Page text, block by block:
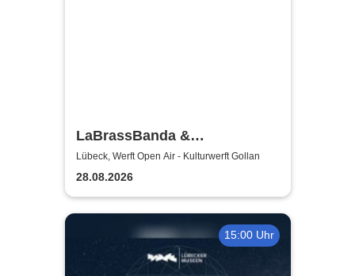
LaBrassBanda &
Fäaschtbänkler
Lübeck, Werft Open Air - Kulturwerft Gollan
28.08.2026
15:00 Uhr